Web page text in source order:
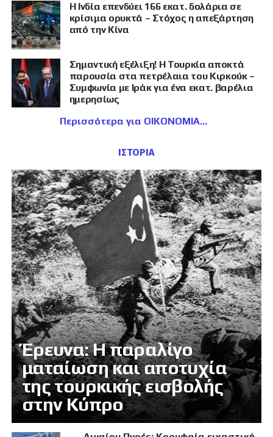
Η Ινδία επενδύει 166 εκατ. δολάρια σε
κρίσιμα ορυκτά – Στόχος η απεξάρτηση
από την Κίνα
Σημαντική εξέλιξη! Η Τουρκία αποκτά
παρουσία στα πετρέλαια του Κιρκούκ –
Συμφωνία με Ιράκ για ένα εκατ. βαρέλια
ημερησίως
Περισσότερα για ΟΙΚΟΝΟΜΙΑ
ΙΣΤΟΡΙΑ
Έρευνα: Η παραλίγο
ματαίωση και αποτυχία
της τουρκικής εισβολής
στην Κύπρο